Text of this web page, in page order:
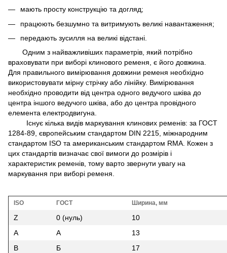
мають просту конструкцію та догляд;
працюють безшумно та витримують великі навантаження;
передають зусилля на великі відстані.
Одним з найважливіших параметрів, який потрібно
враховувати при виборі клинового ременя, є його довжина.
Для правильного вимірювання довжини ременя необхідно
використовувати мірну стрічку або лінійку. Вимірювання
необхідно проводити від центра одного ведучого шківа до
центра іншого ведучого шківа, або до центра провідного
елемента електродвигуна.
Існує кілька видів маркування клинових ременів: за ГОСТ
1284-89, європейським стандартом DIN 2215, міжнародним
стандартом ISO та американським стандартом RMA. Кожен з
цих стандартів визначає свої вимоги до розмірів і
характеристик ременів, тому варто звернути увагу на
маркування при виборі ременя.
ISO ГОСТ Ширина, мм
Z 0 (нуль)
10
A
A
13
B
Б
17